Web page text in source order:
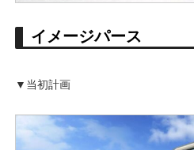
イメージパース
▼当初計画